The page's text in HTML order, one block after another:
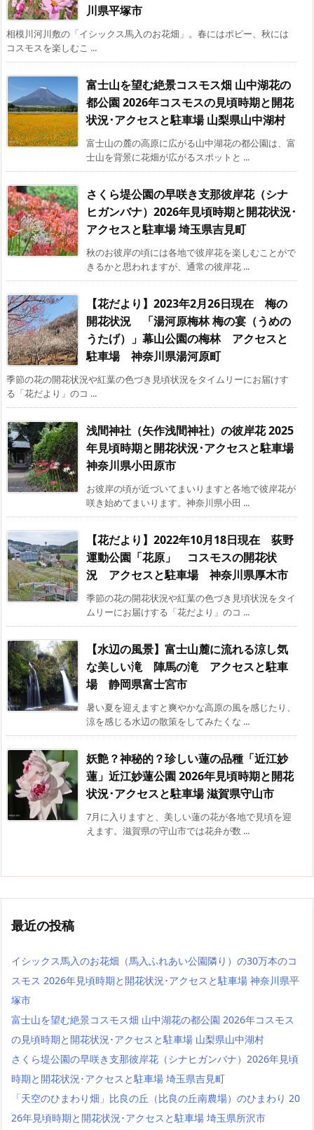
川県平塚市
相模川河川敷の「イシックス馬入のお花畑」。春にはポピー、秋には
コスモスを楽しむこ ...
富士山を望む絶景コスモス畑 山中湖花の
都公園 2026年コスモスの見頃時期と開花
状況･アクセスと駐車場 山梨県山中湖村
富士山の麓の高原に広がる山中湖花の都公園は、富
士山を背景に花畑が広がるスポットと ...
さくら堤公園の早咲き支那彼岸花（シナ
ヒガンバナ）2026年見頃時期と開花状況･
アクセスと駐車場 埼玉県吉見町
秋のお彼岸の頃には各地で彼岸花を楽しむことがで
きるかと思われますが、通常の彼岸花 ...
【花だより】2023年2月26日現在 梅の
開花状況 「湯河原梅林 梅の宴（うめの
うたげ）」幕山公園の梅林 アクセスと
駐車場 神奈川県湯河原町
季節の花の開花状況や紅葉の色づき見頃状況をタイムリーにお届けす
る「花だより」のコ ...
浅間神社（矢作浅間神社）の彼岸花 2025
年見頃時期と開花状況･アクセスと駐車場
神奈川県小田原市
お彼岸の頃が近づいてまいりますと各地で彼岸花が
咲き始めてまいります。神奈川県小田 ...
【花だより】2022年10月18日現在 荻野
運動公園「花原」 コスモスの開花状
況 アクセスと駐車場 神奈川県厚木市
季節の花の開花状況や紅葉の色づき見頃状況をタイ
ムリーにお届けする「花だより」のコ ...
【水辺の風景】富士山麓に流れる涼し気
な美しい滝 陣馬の滝 アクセスと駐車
場 静岡県富士宮市
暑い夏を迎えますと爽やかな高原の風を感じたり、
涼を感じる水辺の散策をしてみたくな ...
妖艶？神秘的？珍しい蓮の品種「近江妙
蓮」近江妙蓮公園 2026年見頃時期と開花
状況･アクセスと駐車場 滋賀県守山市
7月に入りますと、美しい蓮の花が各地で見頃を迎
えます。滋賀県の守山市では花弁が数 ...
最近の投稿
イシックス馬入のお花畑（馬入ふれあい公園隣り）の30万本のコ
スモス 2026年見頃時期と開花状況･アクセスと駐車場 神奈川県平
塚市
富士山を望む絶景コスモス畑 山中湖花の都公園 2026年コスモス
の見頃時期と開花状況･アクセスと駐車場 山梨県山中湖村
さくら堤公園の早咲き支那彼岸花（シナヒガンバナ）2026年見頃
時期と開花状況･アクセスと駐車場 埼玉県吉見町
「天空のひまわり畑」比良の丘（比良の丘南農場）のひまわり 20
26年見頃時期と開花状況･アクセスと駐車場 埼玉県所沢市